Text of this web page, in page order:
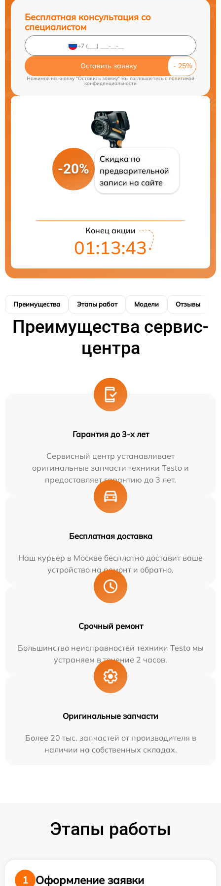
Бесплатная консультация со
специалистом
Оставить заявку
Нажимая на кнопку "Оставить заявку" Вы соглашаетесь cполитикой
конфиденциальности
-20%
Скидка по
предварительной
записи на сайте
Конец акции
01:13:42
Преимущества Этапы работ Модели Отзывы
Преимущества сервис-
центра
Гарантия до 3-х лет
Сервисный центр устанавливает
оригинальные запчасти техники Testo и
предоставляет гарантию до 3 лет.
Бесплатная доставка
Наш курьер в Москве бесплатно доставит ваше
устройство на ремонт и обратно.
Срочный ремонт
Большинство неисправностей техники Testo мы
устраняем в течение 2 часов.
Оригинальные запчасти
Более 20 тыс. запчастей от производителя в
наличии на собственных складах.
Этапы работы
1 Оформление заявки